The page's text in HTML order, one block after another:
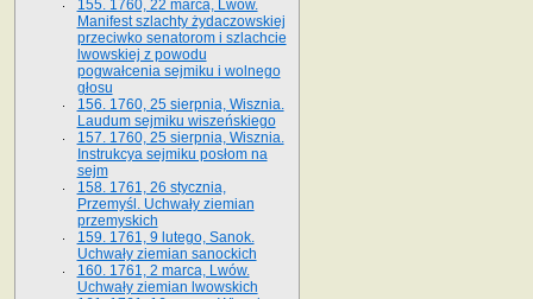
155. 1760, 22 marca, Lwów.
Manifest szlachty żydaczowskiej
przeciwko senatorom i szlachcie
lwowskiej z po­wodu
pogwałcenia sejmiku i wolnego
głosu
156. 1760, 25 sierpnia, Wisznia.
Laudum sejmiku wiszeńskiego
157. 1760, 25 sierpnia, Wisznia.
Instrukcya sejmiku posłom na
sejm
158. 1761, 26 stycznia,
Przemyśl. Uchwały ziemian
przemyskich
159. 1761, 9 lutego, Sanok.
Uchwały ziemian sanockich
160. 1761, 2 marca, Lwów.
Uchwały ziemian lwowskich